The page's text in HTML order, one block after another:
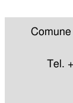
Tel.